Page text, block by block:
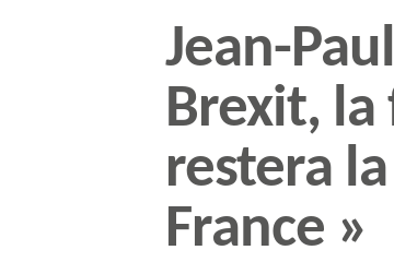
Jean-
Brexit, la
restera
France »